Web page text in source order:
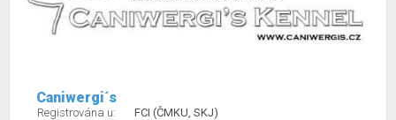
Caniwergi´s
Registrována u:
FCI (ČMKU, SKJ)